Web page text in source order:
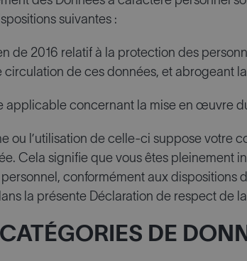
suivantes :
de 2016 relatif à la protection des
de ces données, et abrogeant
applicable concernant la mise en œuvre
ou l’utilisation de celle-ci suppose
Cela signifie que vous êtes pleinement
conformément aux
la présente Déclaration de respect de
DE